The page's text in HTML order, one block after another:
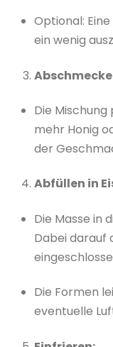
Optional:
ein wenig
Die
mehr Honig
der
Abfüllen in
Die Masse in
Dabei darauf
Die Formen
eventuelle